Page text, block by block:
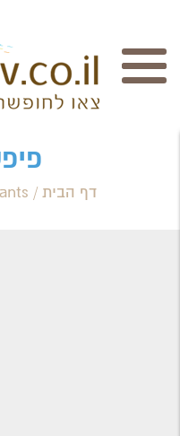
Category / Business
דף הבית /